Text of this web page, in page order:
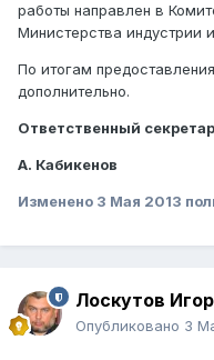
работы направлен в
Министерства индустрии
По итогам
дополнительно.
Ответственный
А. Кабикенов
Изменено 3 Мая 2013
Лоскутов
Опубликовано 3